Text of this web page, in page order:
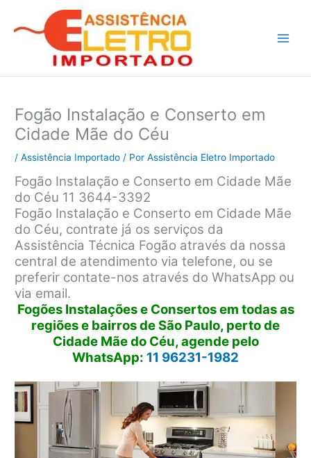
Fogão Instalação e Conserto em
Cidade Mãe do Céu
/Assistência Importado / PorAssistência Eletro Importado
Fogão Instalação e Conserto em Cidade Mãe
do Céu 11 3644-3392
Fogão Instalação e Conserto em Cidade Mãe
do Céu, contrate já os serviços da
Assistência Técnica Fogão através da nossa
central de atendimento via telefone, ou se
preferir contate-nos através do WhatsApp ou
via email.
Fogões Instalações e Consertos em todas as
regiões e bairros de São Paulo, perto de
Cidade Mãe do Céu, agende pelo
WhatsApp: 11 96231-1982